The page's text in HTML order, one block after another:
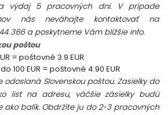
výdaj 5 pracovných dní. V prípade
nás neváhajte kontaktovať na
366 a poskytneme Vám bližšie info.
poštou
= poštovné 3.9 EUR
100 EUR = poštovné 4.90 EUR
Slovenskou poštou. Zasielky do
list na adresu, väčšie zásielky budú
ako balík. Obdržíte ju do 2-3 pracovných